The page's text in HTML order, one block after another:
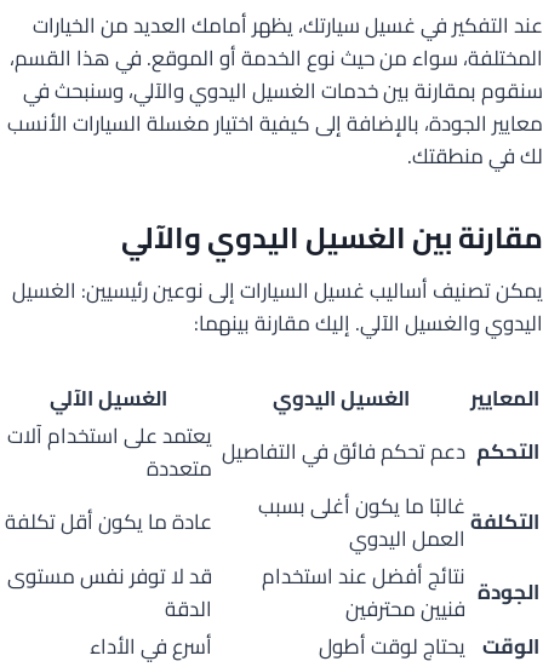
عند التفكير في غسيل سيارتك، يظهر أمامك العديد من الخيارات
المختلفة، سواء من حيث نوع الخدمة أو الموقع. في هذا القسم،
سنقوم بمقارنة بين خدمات الغسيل اليدوي والآلي، وسنبحث في
معايير الجودة، بالإضافة إلى كيفية اختيار مغسلة السيارات الأنسب
لك في منطقتك.
مقارنة بين الغسيل اليدوي والآلي
يمكن تصنيف أساليب غسيل السيارات إلى نوعين رئيسيين: الغسيل
اليدوي والغسيل الآلي. إليك مقارنة بينهما:
المعايير
الغسيل اليدوي
الغسيل الآلي
التحكم دعم تحكم فائق في التفاصيل يعتمد على استخدام آلات
متعددة
التكلفةغالبًا ما يكون أغلى بسبب
العمل اليدوي
عادة ما يكون أقل تكلفة
الجودة نتائج أفضل عند استخدام
فنيين محترفين
قد لا توفر نفس مستوى
الدقة
الوقت يحتاج لوقت أطول
أسرع في الأداء